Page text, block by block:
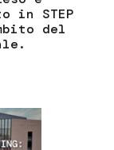
in STEP
del